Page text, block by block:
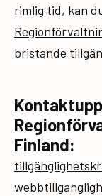
rimlig tid, kan
bristande
Finland: